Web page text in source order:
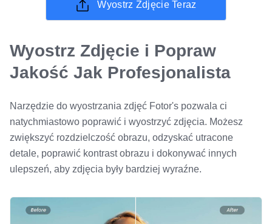
Wyostrz Zdjęcie Teraz
Wyostrz Zdjęcie i Popraw
Jakość Jak Profesjonalista
Narzędzie do wyostrzania zdjęć Fotor's pozwala ci
natychmiastowo poprawić i wyostrzyć zdjęcia. Możesz
zwiększyć rozdzielczość obrazu, odzyskać utracone
detale, poprawić kontrast obrazu i dokonywać innych
ulepszeń, aby zdjęcia były bardziej wyraźne.